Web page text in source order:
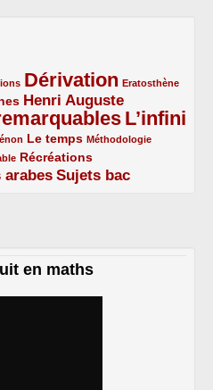
Dérivation Eratosthène
Henri Auguste
L’infini
Le temps Méthodologie
Récréations
arabes Sujets bac
en maths